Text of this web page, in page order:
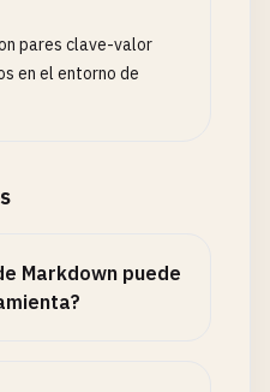
pares clave-valor
en el entorno de
Markdown puede